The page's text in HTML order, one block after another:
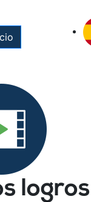
logros